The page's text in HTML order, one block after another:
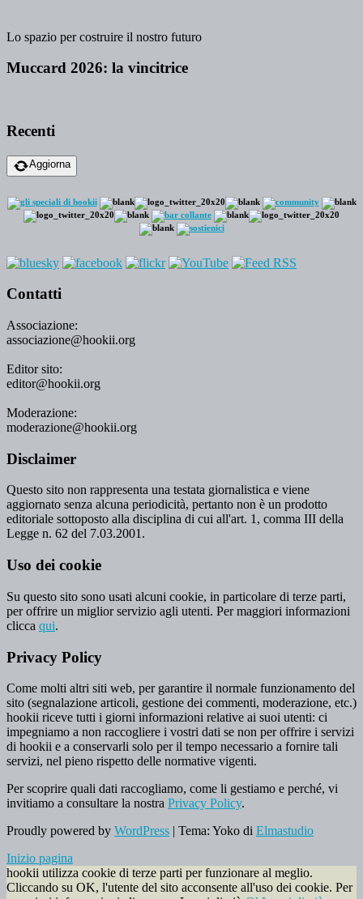
Lo spazio per costruire il nostro futuro
Muccard 2026: la vincitrice
Recenti
Aggiorna
Contatti
Associazione:
associazione@hookii.org
Editor sito:
editor@hookii.org
Moderazione:
moderazione@hookii.org
Disclaimer
Questo sito non rappresenta una testata giornalistica e viene
aggiornato senza alcuna periodicità, pertanto non è un prodotto
editoriale sottoposto alla disciplina di cui all'art. 1, comma III della
Legge n. 62 del 7.03.2001.
Uso dei cookie
Su questo sito sono usati alcuni cookie, in particolare di terze parti,
per offrire un miglior servizio agli utenti. Per maggiori informazioni
clicca qui.
Privacy Policy
Come molti altri siti web, per garantire il normale funzionamento del
sito (segnalazione articoli, gestione dei commenti, moderazione, etc.)
hookii riceve tutti i giorni informazioni relative ai suoi utenti: ci
impegniamo a non raccogliere i vostri dati se non per offrire i servizi
di hookii e a conservarli solo per il tempo necessario a fornire tali
servizi, nel pieno rispetto delle normative vigenti.
Per scoprire quali dati raccogliamo, come li gestiamo e perché, vi
invitiamo a consultare la nostra Privacy Policy.
Proudly powered by WordPress | Tema: Yoko di Elmastudio
Inizio pagina
hookii utilizza cookie di terze parti per funzionare al meglio.
Cliccando su OK, l'utente del sito acconsente all'uso dei cookie. Per